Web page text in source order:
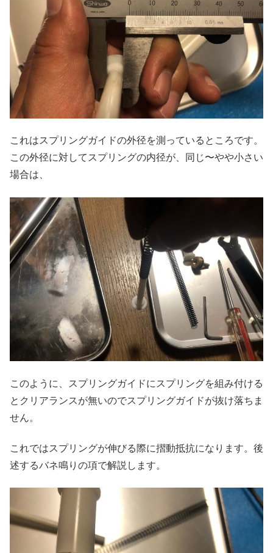
これはスプリングガイドの外径を測っているところです。
この外径に対してスプリングの内径が、同じ〜やや小さい
場合は、
このように、スプリングガイドにスプリングを組み付ける
とクリアランスが無いのでスプリングガイドが抜け落ちま
せん。
これではスプリングが伸びる際に摺動抵抗になります。後
述するバネ鳴りの項で解説します。